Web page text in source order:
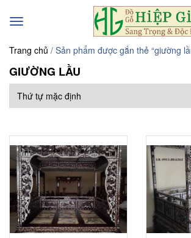
Toggle
Trang chủ / Sản phẩm được gắn thẻ “giường
GIƯỜNG LẦU